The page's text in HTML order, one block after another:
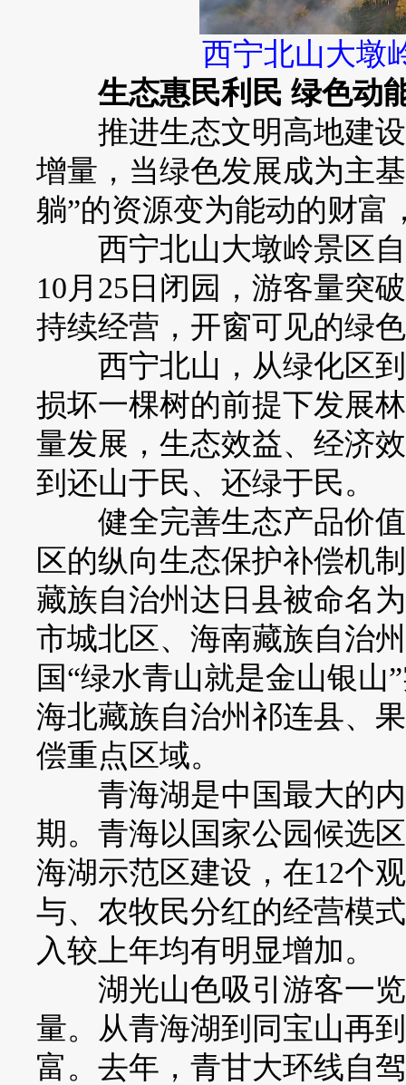
西宁北山大墩
生态惠民利民 绿色动
推进生态文明高地建设
增量，当绿色发展成为主
躺”的资源变为能动的财富
西宁北山大墩岭景区自
10月25日闭园，游客量突
持续经营，开窗可见的绿
西宁北山，从绿化区到
损坏一棵树的前提下发展
量发展，生态效益、经济
到还山于民、还绿于民。
健全完善生态产品价值
区的纵向生态保护补偿机
藏族自治州达日县被命名
市城北区、海南藏族自治
国“绿水青山就是金山银
海北藏族自治州祁连县、
偿重点区域。
青海湖是中国最大的内
期。青海以国家公园候选
海湖示范区建设，在12个
与、农牧民分红的经营模
入较上年均有明显增加。
湖光山色吸引游客一览
量。从青海湖到同宝山再
富。去年，青甘大环线自